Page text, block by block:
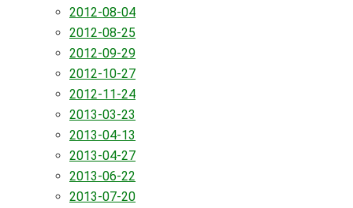
2012-08-04
2012-08-25
2012-09-29
2012-10-27
2012-11-24
2013-03-23
2013-04-13
2013-04-27
2013-06-22
2013-07-20